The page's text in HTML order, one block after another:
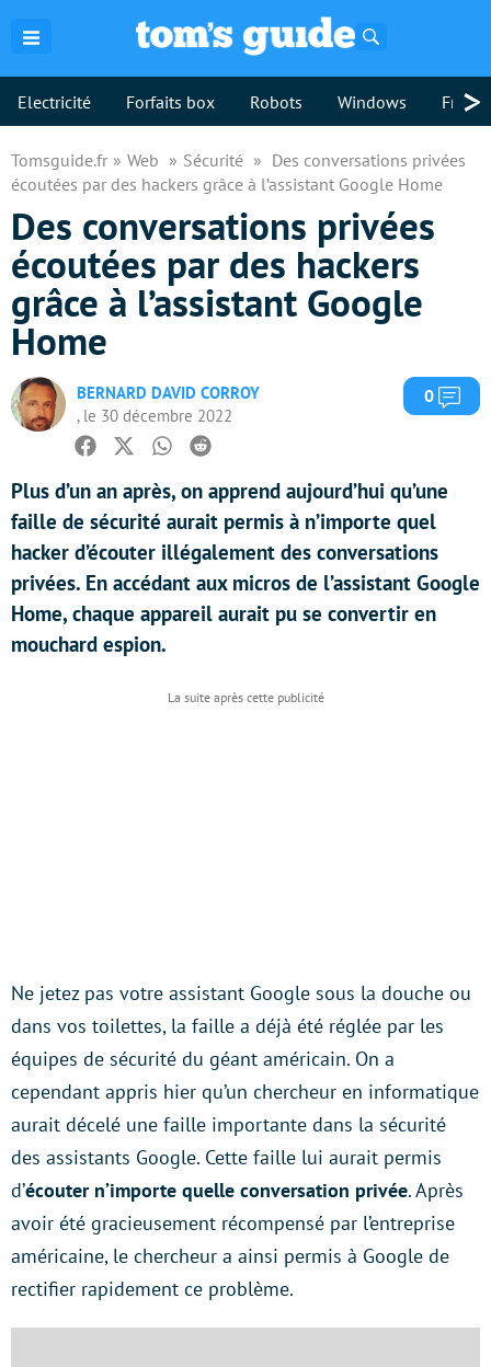
Electricité Forfaits box Robots Windows >
Tomsguide.fr Web Sécurité
Des conversations privées
écoutées par des hackers grâce à l’assistant Google Home
Des conversations privées
écoutées par des hackers
grâce à l’assistant Google
Home
BERNARD DAVID CORROY
, le 30 décembre 2022
0
Facebook
TwitterWhatsapp
Reddit
Plus d’un an après, on apprend aujourd’hui qu’une
faille de sécurité aurait permis à n’importe quel
hacker d’écouter illégalement des conversations
privées. En accédant aux micros de l’assistant Google
Home, chaque appareil aurait pu se convertir en
mouchard espion.
Ne jetez pas votre assistant Google sous la douche ou
dans vos toilettes, la faille a déjà été réglée par les
équipes de sécurité du géant américain. On a
cependant appris hier qu’un chercheur en informatique
aurait décelé une faille importante dans la sécurité
des assistants Google. Cette faille lui aurait permis
d’écouter n’importe quelle conversation privée. Après
avoir été gracieusement récompensé par l’entreprise
américaine, le chercheur a ainsi permis à Google de
rectifier rapidement ce problème.